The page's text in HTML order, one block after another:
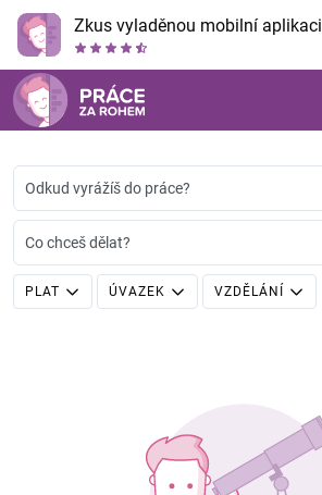
Zkus vyladěnou mobilní aplikaci
Odkud vyrážíš do práce?
Co chceš dělat?
PLAT ÚVAZEK VZDĚLÁNÍ